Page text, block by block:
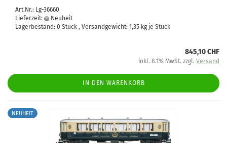
Art.Nr.: Lg-36660
Lieferzeit:
Neuheit
Lagerbestand: 0 Stück , Versandgewicht: 1,35 kg je Stück
845,10 CHF
inkl. 8.1% MwSt. zzgl. Versand
IN DEN WARENKORB
NEUHEIT